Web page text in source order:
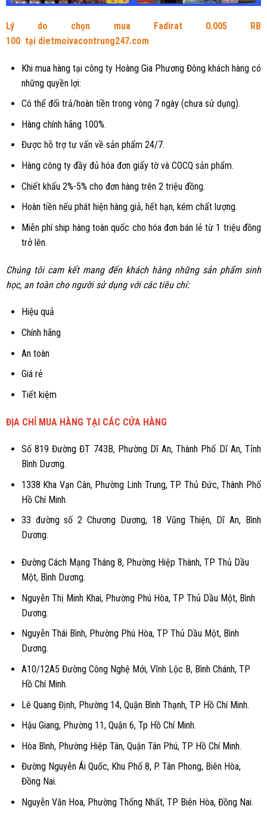
Lý do chọn mua Fadirat 0.005 RB
100 tại dietmoivacontrung247.com
Khi mua hàng tại công ty Hoàng Gia Phương Đông khách hàng có
những quyền lợi:
Có thể đổi trả/hoàn tiền trong vòng 7 ngày (chưa sử dụng).
Hàng chính hãng 100%.
Được hỗ trợ tư vấn về sản phẩm 24/7.
Hàng công ty đầy đủ hóa đơn giấy tờ và COCQ sản phẩm.
Chiết khấu 2%-5% cho đơn hàng trên 2 triệu đồng.
Hoàn tiền nếu phát hiện hàng giả, hết hạn, kém chất lượng.
Miễn phí ship hàng toàn quốc cho hóa đơn bán lẻ từ 1 triệu đồng
trở lên.
Chúng tôi cam kết mang đến khách hàng những sản phẩm sinh
học, an toàn cho người sử dụng với các tiêu chí:
Hiệu quả
Chính hãng
An toàn
Giá rẻ
Tiết kiệm
ĐỊA CHỈ MUA HÀNG TẠI CÁC CỬA HÀNG
Số 819 Đường ĐT 743B, Phường Dĩ An, Thành Phố Dĩ An, Tỉnh
Bình Dương.
1338 Kha Vạn Cân, Phường Linh Trung, TP. Thủ Đức, Thành Phố
Hồ Chí Minh.
33 đường số 2 Chương Dương, 18 Vũng Thiện, Dĩ An, Bình
Dương.
Đường Cách Mạng Tháng 8, Phường Hiệp Thành, TP Thủ Dầu
Một, Bình Dương.
Nguyễn Thị Minh Khai, Phường Phú Hòa, TP Thủ Dầu Một, Bình
Dương.
Nguyễn Thái Bình, Phường Phú Hòa, TP Thủ Dầu Một, Bình
Dương.
A10/12A5 Đường Công Nghệ Mới, Vĩnh Lộc B, Bình Chánh, TP
Hồ Chí Minh.
Lê Quang Định, Phường 14, Quận Bình Thạnh, TP Hồ Chí Minh.
Hậu Giang, Phường 11, Quận 6, Tp Hồ Chí Minh.
Hòa Bình, Phường Hiệp Tân, Quận Tân Phú, TP Hồ Chí Minh.
Đường Nguyễn Ái Quốc, Khu Phố 8, P. Tân Phong, Biên Hòa,
Đồng Nai.
Nguyễn Văn Hoa, Phường Thống Nhất, TP Biên Hòa, Đồng Nai.